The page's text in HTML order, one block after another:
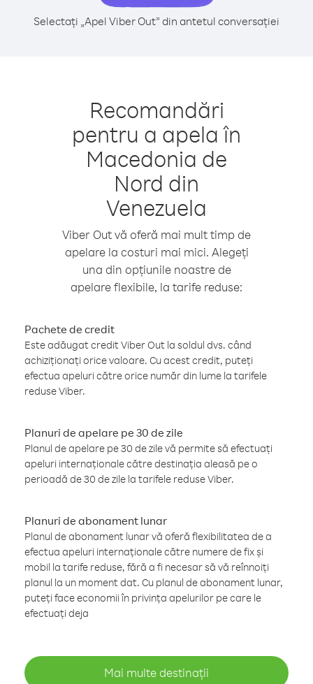
Selectați „Apel Viber Out” din antetul conversației
Recomandări
pentru a apela în
Macedonia de
Nord din
Venezuela
Viber Out vă oferă mai mult timp de
apelare la costuri mai mici. Alegeți
una din opțiunile noastre de
apelare flexibile, la tarife reduse:
Pachete de credit
Este adăugat credit Viber Out la soldul dvs. când
achiziționați orice valoare. Cu acest credit, puteți
efectua apeluri către orice număr din lume la tarifele
reduse Viber.
Planuri de apelare pe 30 de zile
Planul de apelare pe 30 de zile vă permite să efectuați
apeluri internaționale către destinația aleasă pe o
perioadă de 30 de zile la tarifele reduse Viber.
Planuri de abonament lunar
Planul de abonament lunar vă oferă flexibilitatea de a
efectua apeluri internaționale către numere de fix și
mobil la tarife reduse, fără a fi necesar să vă reînnoiți
planul la un moment dat. Cu planul de abonament lunar,
puteți face economii în privința apelurilor pe care le
efectuați deja
Mai multe destinații